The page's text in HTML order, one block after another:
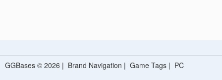
GGBases © 2026 | Brand Navigation | Game Tags | PC